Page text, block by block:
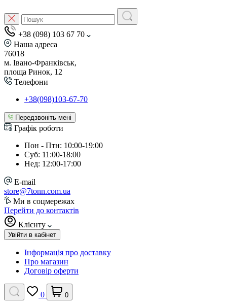
+38 (098) 103 67 70
Наша адреса
76018
м. Івано-Франківськ,
площа Ринок, 12
Телефони
+38(098)103-67-70
Передзвоніть мені
Графік роботи
Пон - Птн: 10:00-19:00
Суб: 11:00-18:00
Нед: 12:00-17:00
E-mail
store@7tonn.com.ua
Ми в соцмережах
Перейти до контактів
Клієнту
Увійти в кабінет
Інформація про доставку
Про магазин
Договір оферти
0 0